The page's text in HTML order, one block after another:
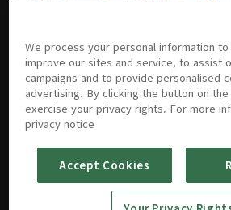
204회
01/01/2024 • 1시간 1분
205회 206회 207회
We process your personal information to
improve our sites and service, to assist
campaigns and to provide personalised
advertising. By clicking the button on
exercise your privacy rights. For more
privacy notice
Accept Cookies